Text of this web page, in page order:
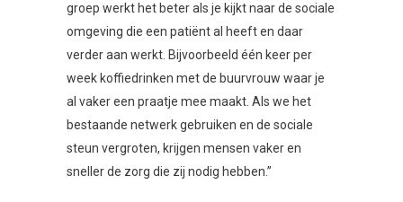
groep werkt het beter als je kijkt naar de sociale
omgeving die een patiënt al heeft en daar
verder aan werkt. Bijvoorbeeld één keer per
week koffiedrinken met de buurvrouw waar je
al vaker een praatje mee maakt. Als we het
bestaande netwerk gebruiken en de sociale
steun vergroten, krijgen mensen vaker en
sneller de zorg die zij nodig hebben.”